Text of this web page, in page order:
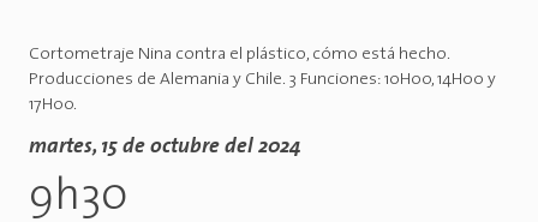
Cortometraje Nina contra el plástico, cómo está hecho.
Producciones de Alemania y Chile. 3 Funciones: 10H00, 14H00 y
17H00.
martes, 15 de octubre del 2024
9h30